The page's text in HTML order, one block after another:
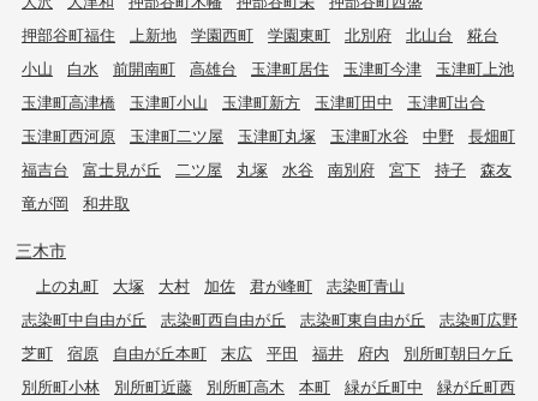
押部谷町福住
上新地 学園西町 学園東町 北別府 北山台
糀台
小山
白水 前開南町 高雄台 玉津町居住 玉津町今津
玉津町上池
玉津町高津橋
玉津町小山 玉津町新方 玉津町田中
玉津町出合
玉津町西河原
玉津町二ツ屋 玉津町丸塚 玉津町水谷 中野
長畑町
福吉台
富士見が丘 二ツ屋 丸塚 水谷 南別府 宮下 持子
森友
竜が岡
和井取
三木市
上の丸町 大塚 大村 加佐 君が峰町
志染町青山
志染町中自由が丘
志染町西自由が丘 志染町東自由が丘
志染町広野
芝町
宿原 自由が丘本町 末広 平田 福井 府内
別所町朝日ケ丘
別所町小林
別所町近藤 別所町高木 本町 緑が丘町中
緑が丘町西